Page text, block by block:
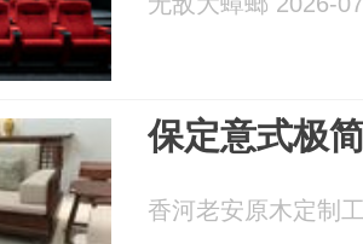
保定意式极
香河老安原木定制